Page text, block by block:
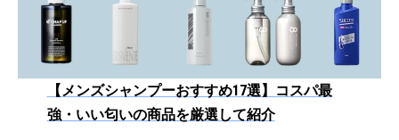
【メンズシャンプーおすすめ17選】コスパ最
強・いい匂いの商品を厳選して紹介